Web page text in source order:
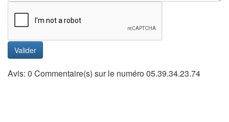
Valider
Avis: 0 Commentaire(s) sur le numéro 05.39.34.23.74